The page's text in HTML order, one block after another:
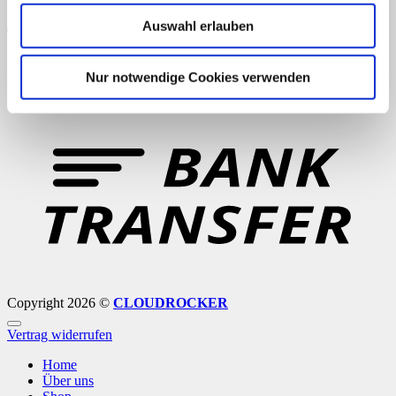
Auswahl erlauben
Nur notwendige Cookies verwenden
Copyright 2026 © CLOUDROCKER
Vertrag widerrufen
Home
Über uns